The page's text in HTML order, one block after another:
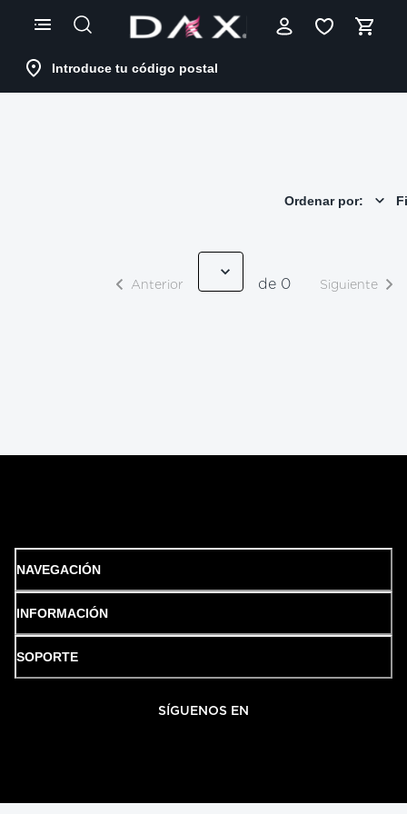
Introduce tu código postal
Ordenar por:
Anterior de 0 Siguiente
NAVEGACIÓN
INFORMACIÓN
SOPORTE
SÍGUENOS EN